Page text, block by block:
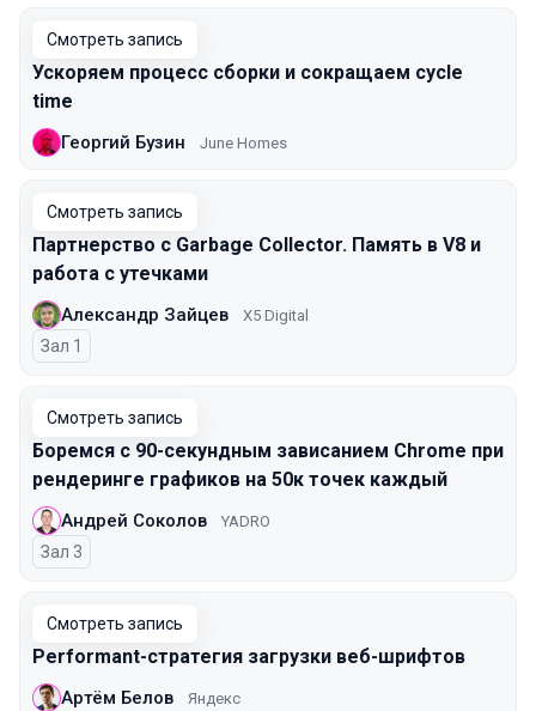
Смотреть запись
Ускоряем процесс сборки и сокращаем cycle
time
Георгий Бузин June Homes
Смотреть запись
Партнерство с Garbage Collector. Память в V8 и
работа с утечками
Александр Зайцев X5 Digital
Зал 1
Смотреть запись
Боремся с 90-секундным зависанием Chrome при
рендеринге графиков на 50к точек каждый
Андрей Соколов YADRO
Зал 3
Смотреть запись
Performant-стратегия загрузки веб-шрифтов
Артём Белов Яндекс